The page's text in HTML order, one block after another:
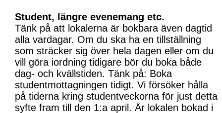
Student, längre evenemang etc.
Tänk på att lokalerna är bokbara även dagtid
alla vardagar. Om du ska ha en tillställning
som sträcker sig över hela dagen eller om du
vill göra iordning tidigare bör du boka både
dag- och kvällstiden. Tänk på: Boka
studentmottagningen tidigt. Vi försöker hålla
på tiderna kring studentveckorna för just detta
syfte fram till den 1:a april. Är lokalen bokad i